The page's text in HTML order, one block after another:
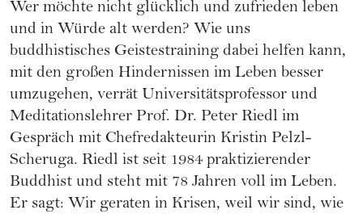
Wer möchte nicht glücklich und zufrieden leben
und in Würde alt werden? Wie uns
buddhistisches Geistestraining dabei helfen kann,
mit den großen Hindernissen im Leben besser
umzugehen, verrät Universitätsprofessor und
Meditationslehrer Prof. Dr. Peter Riedl im
Gespräch mit Chefredakteurin Kristin Pelzl-
Scheruga. Riedl ist seit 1984 praktizierender
Buddhist und steht mit 78 Jahren voll im Leben.
Er sagt: Wir geraten in Krisen, weil wir sind, wie